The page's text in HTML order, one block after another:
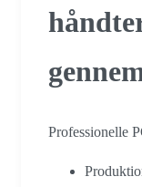
Professionelle